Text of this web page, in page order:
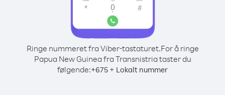
Ringe nummeret fra Viber-tastaturet.For å ringe
Papua New Guinea fra Transnistria taster du
følgende:+675 + Lokalt nummer